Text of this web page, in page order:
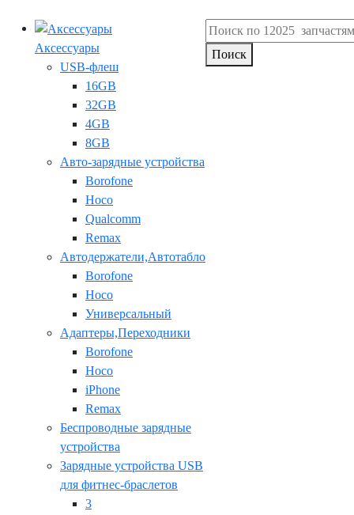
Аксессуары
USB-флеш
16GB
32GB
4GB
8GB
Авто-зарядные устройства
Borofone
Hoco
Qualcomm
Remax
Автодержатели,Автотабло
Borofone
Hoco
Универсальный
Адаптеры,Переходники
Borofone
Hoco
iPhone
Remax
Беспроводные зарядные
устройства
Зарядные устройства USB
для фитнес-браслетов
3
Поиск